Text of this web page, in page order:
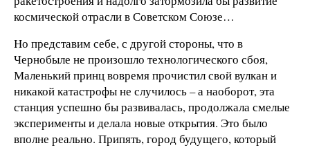
космической отрасли в Советском Союзе…
Но представим себе, с другой стороны, что в
Чернобыле не произошло технологического сбоя,
Маленький принц вовремя прочистил свой вулкан и
никакой катастрофы не случилось – а наоборот, эта
станция успешно бы развивалась, продолжала смелые
эксперименты и делала новые открытия. Это было
вполне реально. Припять, город будущего, который